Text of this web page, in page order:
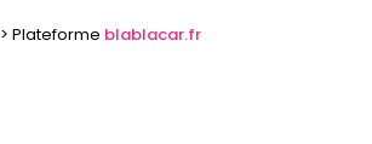
> Plateforme blablacar.fr